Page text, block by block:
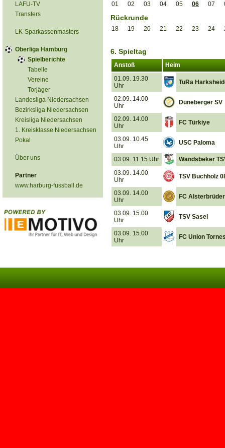
LAFU-TV
Transfers
LK-Sparkassenmasters
Oberliga Hamburg
Spielberichte
Tabelle
Vereine
Torjäger
Landesliga Niedersachsen
Bezirksliga Niedersachsen
Kreisliga Niedersachsen
1. Kreisklasse Niedersachsen
Pokal
Über uns
Partner
www.harburg-fussball.de
01 02 03 04 05 06 07
Rückrunde
18 19 20 21 22 23 24
6. Spieltag
Anstoß
Heim
01.09. 19.30
Uhr
TuRa
02.09. 14.00
Uhr
Düneberger SV
02.09. 14.00
Uhr
FC Türkiye
03.09. 10.45
Uhr
USC Paloma
03.09. 11.15 Uhr
Wandsbeker
03.09. 14.00
Uhr
TSV Buchholz
03.09. 14.00
Uhr
FC Alsterbrüder
03.09. 15.00
Uhr
TSV Sasel
03.09. 15.00
Uhr
FC Union